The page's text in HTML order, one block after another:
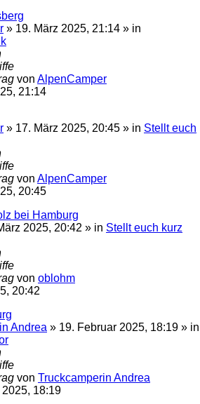
» 19. März 2025, 21:14 » in
von AlpenCamper
21:14
» 17. März 2025, 20:45 » in Stellt euch
von AlpenCamper
20:45
bei Hamburg
2025, 20:42 » in Stellt euch kurz
von oblohm
20:42
Andrea » 19. Februar 2025, 18:19 » in
von Truckcamperin Andrea
18:19